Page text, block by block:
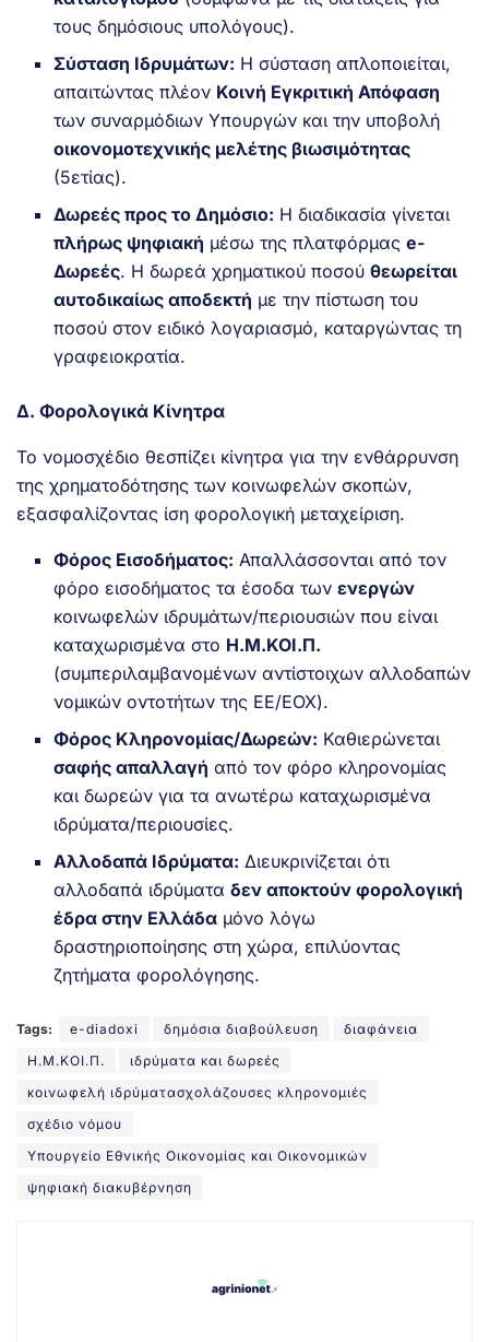
τους δημόσιους υπολόγους).
Σύσταση Ιδρυμάτων: Η σύσταση απλοποιείται,
απαιτώντας πλέον Κοινή Εγκριτική Απόφαση
των συναρμόδιων Υπουργών και την υποβολή
οικονομοτεχνικής μελέτης βιωσιμότητας
(5ετίας).
Δωρεές προς το Δημόσιο: Η διαδικασία γίνεται
πλήρως ψηφιακή μέσω της πλατφόρμαςe-
Δωρεές. Η δωρεά χρηματικού ποσούθεωρείται
αυτοδικαίως αποδεκτή με την πίστωση του
ποσού στον ειδικό λογαριασμό, καταργώντας τη
γραφειοκρατία.
Δ. Φορολογικά Κίνητρα
Το νομοσχέδιο θεσπίζει κίνητρα για την ενθάρρυνση
της χρηματοδότησης των κοινωφελών σκοπών,
εξασφαλίζοντας ίση φορολογική μεταχείριση.
Φόρος Εισοδήματος: Απαλλάσσονται από τον
φόρο εισοδήματος τα έσοδα τωνενεργών
κοινωφελών ιδρυμάτων/περιουσιών που είναι
καταχωρισμένα στο Η.Μ.ΚΟΙ.Π.
(συμπεριλαμβανομένων αντίστοιχων αλλοδαπών
νομικών οντοτήτων της ΕΕ/ΕΟΧ).
Φόρος Κληρονομίας/Δωρεών: Καθιερώνεται
σαφής απαλλαγή από τον φόρο κληρονομίας
και δωρεών για τα ανωτέρω καταχωρισμένα
ιδρύματα/περιουσίες.
Αλλοδαπά Ιδρύματα: Διευκρινίζεται ότι
αλλοδαπά ιδρύματαδεν αποκτούν φορολογική
έδρα στην Ελλάδα μόνο λόγω
δραστηριοποίησης στη χώρα, επιλύοντας
ζητήματα φορολόγησης.
Tags: e-diadoxi δημόσια διαβούλευση
διαφάνεια
Η.Μ.ΚΟΙ.Π.
ιδρύματα και δωρεές
κοινωφελή ιδρύματασχολάζουσες κληρονομιές
σχέδιο νόμου
Υπουργείο Εθνικής Οικονομίας και Οικονομικών
ψηφιακή διακυβέρνηση